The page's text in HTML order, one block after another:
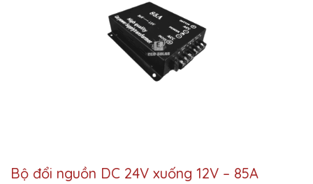
Bộ đổi nguồn DC 24V xuống 12V – 85A